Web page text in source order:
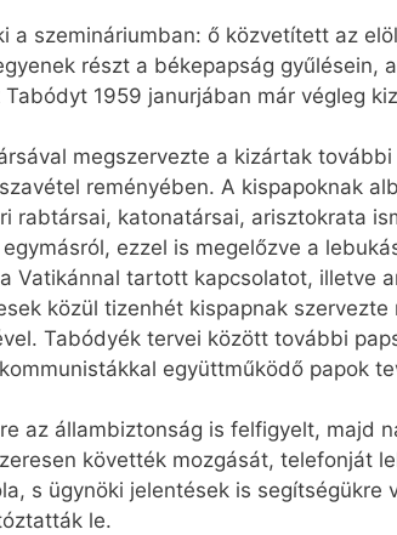
a szemináriumban: ő közvetített az
részt a békepapság
1959 janurjában már végleg
megszervezte a kizártak
reményében. A kispapoknak
rabtársai, katonatársai, arisztokrata
ezzel is megelőzve a
Vatikánnal tartott kapcsolatot, illetve
közül tizenhét kispapnak
Tabódyék tervei között további
együttműködő papok
az állambiztonság is felfigyelt, majd
követték mozgását, telefonját
s ügynöki jelentések is segítségükre
le.